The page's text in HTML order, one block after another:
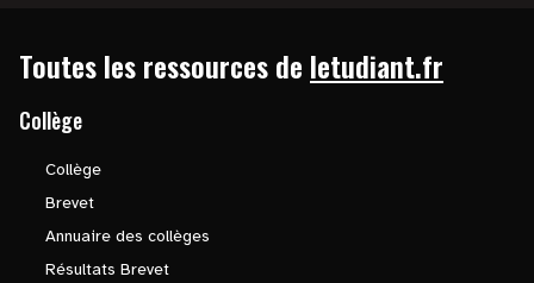
Toutes les ressources de letudiant.fr
Collège
Collège
Brevet
Annuaire des collèges
Résultats Brevet